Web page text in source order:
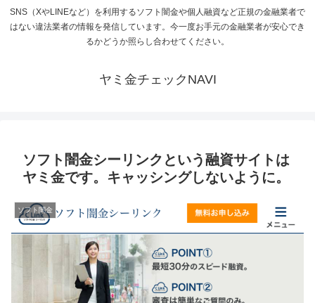
SNS（XやLINEなど）を利用するソフト闇金や個人融資など正規の金融業者で
はない違法業者の情報を発信しています。今一度お手元の金融業者が安心でき
るかどうか照らし合わせてください。
ヤミ金チェックNAVI
ソフト闇金シーリンクという融資サイトは
ヤミ金です。キャッシングしないように。
ソフト闇金